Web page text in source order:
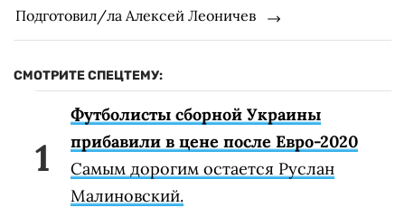
Подготовил/ла Алексей Леоничев
СМОТРИТЕ СПЕЦТЕМУ:
Футболисты сборной Украины
прибавили в цене после Евро-2020
Самым дорогим остается Руслан
Малиновский.